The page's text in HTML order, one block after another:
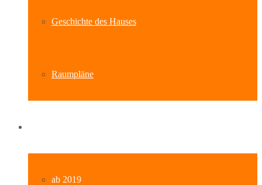
Geschichte des Hauses
Raumpläne
ab 2019